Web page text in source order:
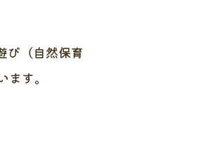
び（自然保育
す。